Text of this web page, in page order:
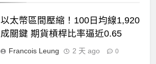
以太幣區間壓縮！100日均線1,920
成關鍵 期貨槓桿比率逼近0.65
Francois Leung 2 天 ago 0